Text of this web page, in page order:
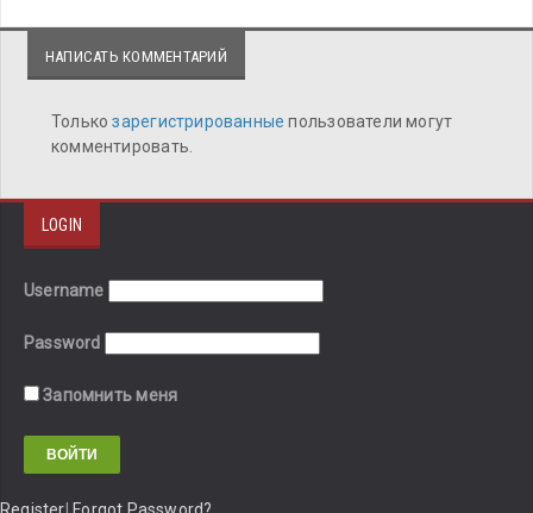
НАПИСАТЬ КОММЕНТАРИЙ
Толькозарегистрированныепользователи могут
комментировать.
LOGIN
Username
Password
Запомнить меня